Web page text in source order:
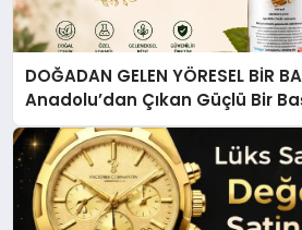
DOĞADAN GELEN YÖRESEL BİR
Anadolu’dan Çıkan Güçlü Bir
Gölü Yöresel Işkın Kökü Sirkesi